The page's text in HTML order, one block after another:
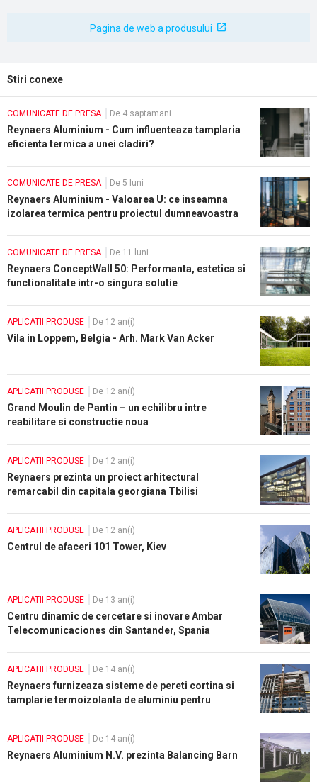
Pagina de web a produsului
Stiri conexe
COMUNICATE DE PRESA De 4 saptamani
Reynaers Aluminium - Cum influenteaza tamplaria
eficienta termica a unei cladiri?
COMUNICATE DE PRESA De 5 luni
Reynaers Aluminium - Valoarea U: ce inseamna
izolarea termica pentru proiectul dumneavoastra
COMUNICATE DE PRESA De 11 luni
Reynaers ConceptWall 50: Performanta, estetica si
functionalitate intr-o singura solutie
APLICATII PRODUSE De 12 an(i)
Vila in Loppem, Belgia - Arh. Mark Van Acker
APLICATII PRODUSE De 12 an(i)
Grand Moulin de Pantin – un echilibru intre
reabilitare si constructie noua
APLICATII PRODUSE De 12 an(i)
Reynaers prezinta un proiect arhitectural
remarcabil din capitala georgiana Tbilisi
APLICATII PRODUSE De 12 an(i)
Centrul de afaceri 101 Tower, Kiev
APLICATII PRODUSE De 13 an(i)
Centru dinamic de cercetare si inovare Ambar
Telecomunicaciones din Santander, Spania
APLICATII PRODUSE De 14 an(i)
Reynaers furnizeaza sisteme de pereti cortina si
tamplarie termoizolanta de aluminiu pentru
APLICATII PRODUSE De 14 an(i)
Reynaers Aluminium N.V. prezinta Balancing Barn